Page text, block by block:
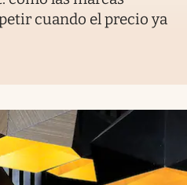
cuando el precio ya